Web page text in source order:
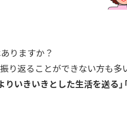
りますか？
り返ることができない方も多
りいきいきとした生活を送る